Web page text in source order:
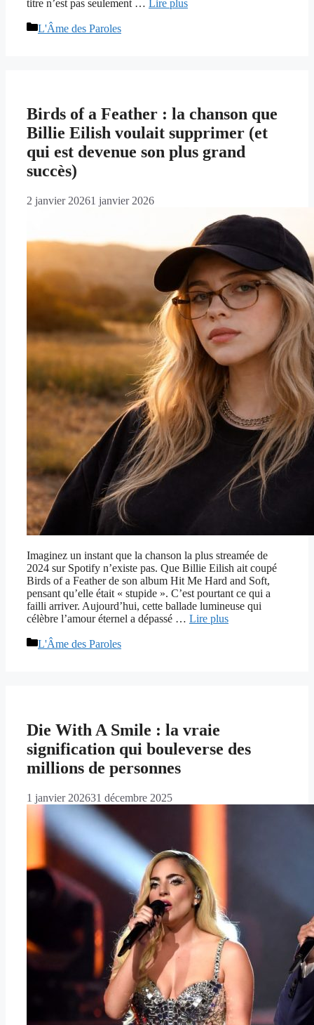
titre n’est pas seulement … Lire plus
Catégories
L'Âme des Paroles
Birds of a Feather : la chanson que
Billie Eilish voulait supprimer (et
qui est devenue son plus grand
succès)
2 janvier 20261 janvier 2026
Imaginez un instant que la chanson la plus streamée de
2024 sur Spotify n’existe pas. Que Billie Eilish ait coupé
Birds of a Feather de son album Hit Me Hard and Soft,
pensant qu’elle était « stupide ». C’est pourtant ce qui a
failli arriver. Aujourd’hui, cette ballade lumineuse qui
célèbre l’amour éternel a dépassé … Lire plus
Catégories
L'Âme des Paroles
Die With A Smile : la vraie
signification qui bouleverse des
millions de personnes
1 janvier 202631 décembre 2025